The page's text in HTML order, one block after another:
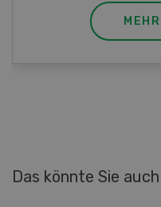
Das könnte Sie